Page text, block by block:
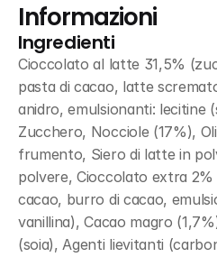
Informazioni
Ingredienti
Cioccolato al latte 31,5%
pasta di cacao, latte
anidro, emulsionanti: lecitine
Zucchero, Nocciole (17%),
frumento, Siero di latte in
polvere, Cioccolato extra
cacao, burro di cacao,
vanillina), Cacao magro
(soia), Agenti lievitanti